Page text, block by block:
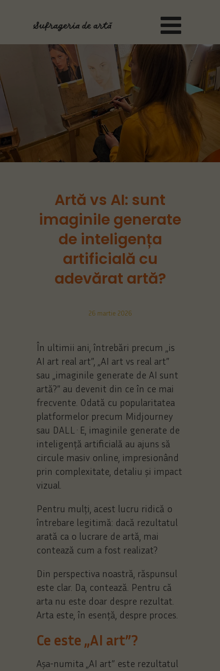
Artă vs AI: sunt
imaginile generate
de inteligența
artificială cu
adevărat artă?
26 martie 2026
În ultimii ani, întrebări precum „is
AI art real art”, „AI art vs real art”
sau „imaginile generate de AI sunt
artă?” au devenit din ce în ce mai
frecvente. Odată cu popularitatea
platformelor precum Midjourney
sau DALL·E, imaginile generate de
inteligență artificială au ajuns să
circule masiv online, impresionând
prin complexitate, detaliu și impact
vizual.
Pentru mulți, acest lucru ridică o
întrebare legitimă: dacă rezultatul
arată ca o lucrare de artă, mai
contează cum a fost realizat?
Din perspectiva noastră, răspunsul
este clar. Da, contează. Pentru că
arta nu este doar despre rezultat.
Arta este, în esență, despre proces.
Ce este „AI art”?
Așa-numita „AI art” este rezultatul